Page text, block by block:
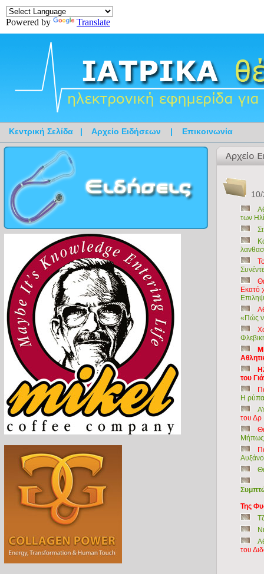
Powered by Translate
Κεντρική Σελίδα | Αρχείο Ειδήσεων | Επικοινωνία
των
Εκατό
«Πώς
του
Η
του Δρ
Μήπως
Της
του